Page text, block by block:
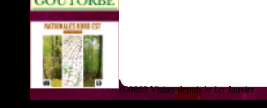
800869 Visites depuis le 1er Janvier